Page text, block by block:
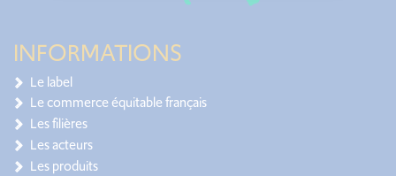
INFORMATIONS
Le label
Le commerce équitable français
Les filières
Les acteurs
Les produits